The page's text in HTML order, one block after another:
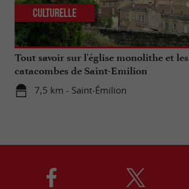
Tout savoir sur l'église monolithe et les
catacombes de Saint-Emilion
7,5 km - Saint-Émilion
Culturelle